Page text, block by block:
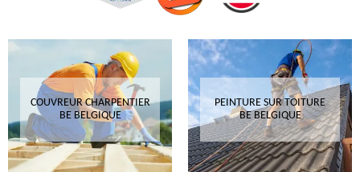
COUVREUR CHARPENTIER
BE BELGIQUE
PEINTURE SUR TOITURE
BE BELGIQUE